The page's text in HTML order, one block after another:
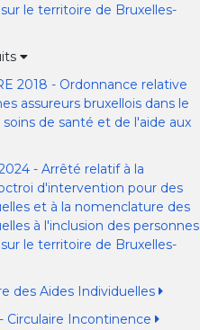
le territoire de Bruxelles-
2018 - Ordonnance relative
assureurs bruxellois dans le
de santé et de l'aide aux
- Arrêté relatif à la
d'intervention pour des
et à la nomenclature des
à l'inclusion des personnes
le territoire de Bruxelles-
des Aides Individuelles
Circulaire Incontinence